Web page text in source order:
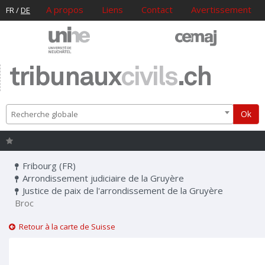
FR/DE A propos Liens Contact Avertissement
tribunauxcivils.ch
Recherche globale Ok
Fribourg (FR)
Arrondissement judiciaire de la Gruyère
Justice de paix de l'arrondissement de la Gruyère
Broc
Retour à la carte de Suisse